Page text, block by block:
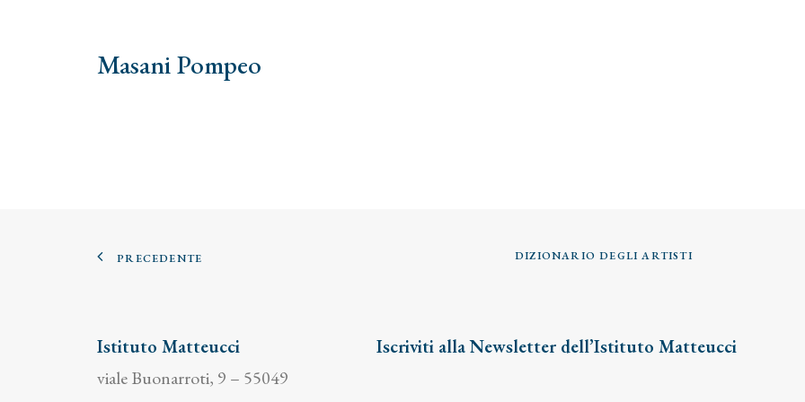
Masani Pompeo
PRECEDENTE DIZIONARIO DEGLI ARTISTI
Istituto Matteucci
viale Buonarroti, 9 – 55049
Iscriviti alla Newsletter dell’Istituto Matteucci